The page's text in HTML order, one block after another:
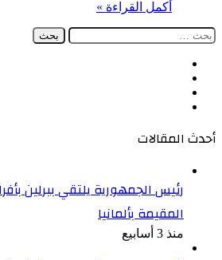
أكمل القراءة »
البحث
أحدث المقالات
رئيس الجمهورية يلتقي ببرلين
المقيمة بألمانيا
منذ 3 أسابيع